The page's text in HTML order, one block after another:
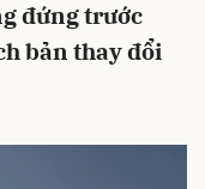
đứng trước
bản thay đổi
Hủy